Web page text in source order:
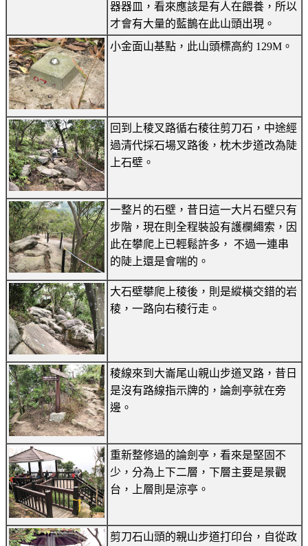
器器皿，看來應該是有人在餵養，所以
才會有大量的藍鵲在此山頭出現。
小金面山基點，此山頭標高約 129M。
回到上稜叉路循右稜往剪刀石，中途經
過清代採石場叉路後，枕木步道改為陡
上石壁。
一整片的石壁，昔日這一大片石壁只有
步階，現在則全程裝設有護欄繩索，因
此在攀爬上已輕鬆許多， 不過一連串
的陡上還是會喘的。
大石壁攀爬上稜後，則是縱橫交錯的岩
稜，一路向右稜行走。
稜線來到大崙尾山親山步道叉路，昔日
是沒有路線指示牌的，論劍亭就在旁
邊。
重新整修過的論劍亭，看來是堅固不
少，分為上下二層，下層主要是景觀
台，上層則是涼亭。
剪刀石山頭的親山步道打印台，自從政